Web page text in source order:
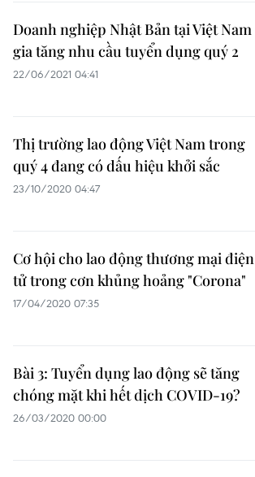
Doanh nghiệp Nhật Bản tại Việt Nam
gia tăng nhu cầu tuyển dụng quý 2
22/06/2021 04:41
Thị trường lao động Việt Nam trong
quý 4 đang có dấu hiệu khởi sắc
23/10/2020 04:47
Cơ hội cho lao động thương mại điện
tử trong cơn khủng hoảng "Corona"
17/04/2020 07:35
Bài 3: Tuyển dụng lao động sẽ tăng
chóng mặt khi hết dịch COVID-19?
26/03/2020 00:00